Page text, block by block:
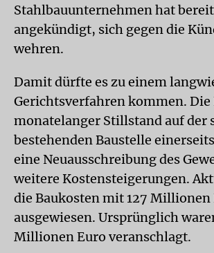
Stahlbauunternehmen hat
angekündigt, sich gegen die
wehren.
Damit dürfte es zu einem
Gerichtsverfahren kommen. Die
monatelanger Stillstand auf der
bestehenden Baustelle
eine Neuausschreibung des
weitere Kostensteigerungen.
die Baukosten mit 127 Millionen
ausgewiesen. Ursprünglich
Millionen Euro veranschlagt.